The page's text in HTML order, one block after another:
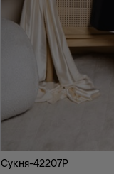
Сукня-42207P